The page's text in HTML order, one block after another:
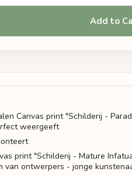
Add to
Canvas print "Schilderij -
weergeeft
print "Schilderij - Mature
van ontwerpers - jonge